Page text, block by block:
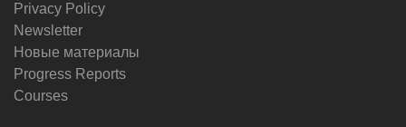
Privacy Policy
Newsletter
Новые материалы
Progress Reports
Courses